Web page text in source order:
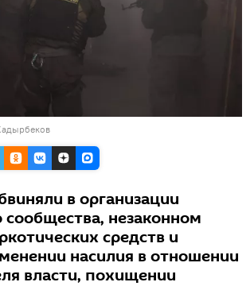
в организации
сообщества, незаконном
средств и
насилия в отношении
власти, похищении